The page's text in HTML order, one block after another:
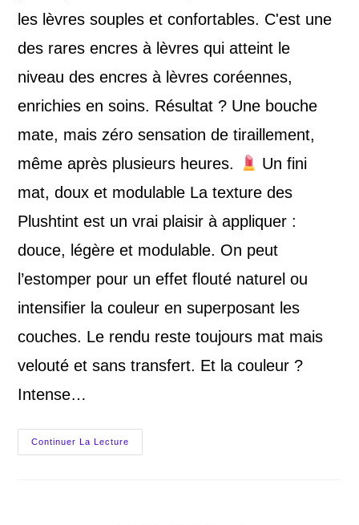
les lèvres souples et confortables. C'est une
des rares encres à lèvres qui atteint le
niveau des encres à lèvres coréennes,
enrichies en soins. Résultat ? Une bouche
mate, mais zéro sensation de tiraillement,
même après plusieurs heures.
Un fini
mat, doux et modulable La texture des
Plushtint est un vrai plaisir à appliquer :
douce, légère et modulable. On peut
l’estomper pour un effet flouté naturel ou
intensifier la couleur en superposant les
couches. Le rendu reste toujours mat mais
velouté et sans transfert. Et la couleur ?
Intense…
Continuer La Lecture
Plushtint